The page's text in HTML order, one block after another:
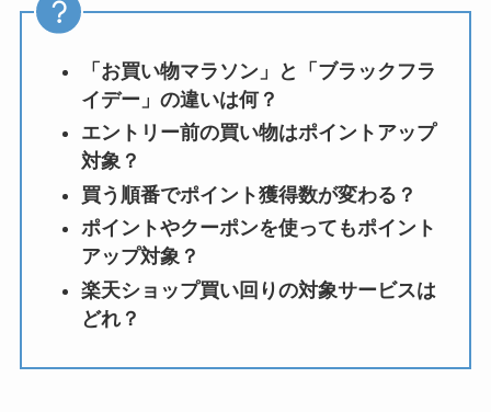
「お買い物マラソン」と「ブラックフラ
イデー」の違いは何？
エントリー前の買い物はポイントアップ
対象？
買う順番でポイント獲得数が変わる？
ポイントやクーポンを使ってもポイント
アップ対象？
楽天ショップ買い回りの対象サービスは
どれ？